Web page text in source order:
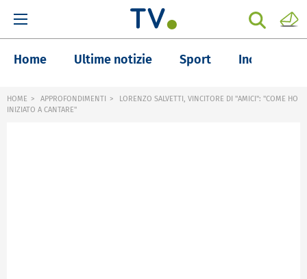
Home Ultime notizie Sport Inchieste
HOME APPROFONDIMENTI
LORENZO SALVETTI, VINCITORE DI "AMICI": "COME HO
INIZIATO A CANTARE"